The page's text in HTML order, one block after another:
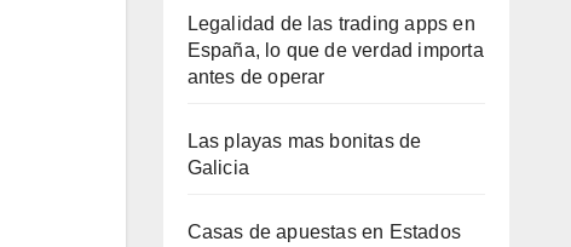
Legalidad de las trading apps en
España, lo que de verdad importa
antes de operar
Las playas mas bonitas de
Galicia
Casas de apuestas en Estados